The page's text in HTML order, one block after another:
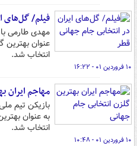
فیلم/ گل‌های
انتخاب شد.
۱۰ فروردین ۰۱ - ۱۶:۲۲
مهاجم ایران
بازیکن تیم
به عنوان
انتخاب شد.
۱۰ فروردین ۰۱ - ۱۰:۴۸